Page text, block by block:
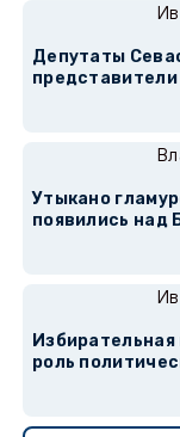
Депутаты
Утыкано
появились над
роль